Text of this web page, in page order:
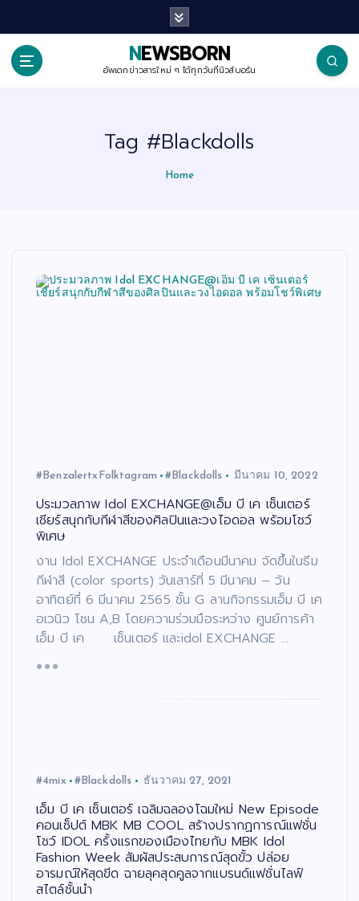
i
NEWSBORN
อัพเดทข่าวสารใหม่ ๆ ได้ทุกวันที่นิวส์บอร์น
Tag #Blackdolls
Home
#BenzalertxFolktagram #Blackdolls มีนาคม 10, 2022
ประมวลภาพ Idol EXCHANGE@เอ็ม บี เค เซ็นเตอร์
เชียร์สนุกกับกีฬาสีของศิลปินและวงไอดอล พร้อมโชว์
พิเศษ
งาน Idol EXCHANGE ประจำเดือนมีนาคม จัดขึ้นในธีม
กีฬาสี (color sports) วันเสาร์ที่ 5 มีนาคม – วัน
อาทิตย์ที่ 6 มีนาคม 2565 ชั้น G ลานกิจกรรมเอ็ม บี เค
อเวนิว โซน A,B โดยความร่วมมือระหว่าง ศูนย์การค้า
เอ็ม บี เค เซ็นเตอร์ และidol EXCHANGE …
#4mix #Blackdolls ธันวาคม 27, 2021
เอ็ม บี เค เซ็นเตอร์ เฉลิมฉลองโฉมใหม่ New Episode
คอนเซ็ปต์ MBK MB COOL สร้างปรากฏการณ์แฟชั่น
โชว์ IDOL ครั้งแรกของเมืองไทยกับ MBK Idol
Fashion Week สัมผัสประสบการณ์สุดขั้ว ปล่อย
อารมณ์ให้สุดขีด ฉายลุคสุดคูลจากแบรนด์แฟชั่นไลฟ์
สไตล์ชั้นนำ